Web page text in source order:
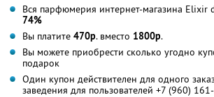
Вся парфюмерия интернет-магазина Elixir
74%
Вы платите 470р. вместо 1800р.
Вы можете приобрести сколько угодно
подарок
Один купон действителен для одного
заведения для пользователей +7 (960)